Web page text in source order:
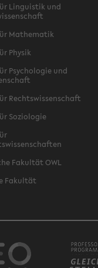
Linguistik und
Mathematik
Physik
Psychologie und
Rechtswissenschaft
Soziologie
Fakultät OWL
Fakultät